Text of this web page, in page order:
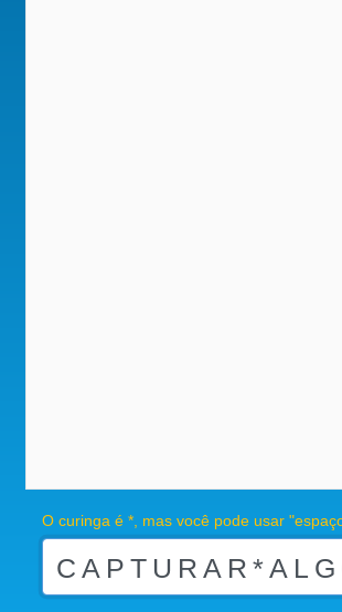
O curinga é *, mas você pode usar